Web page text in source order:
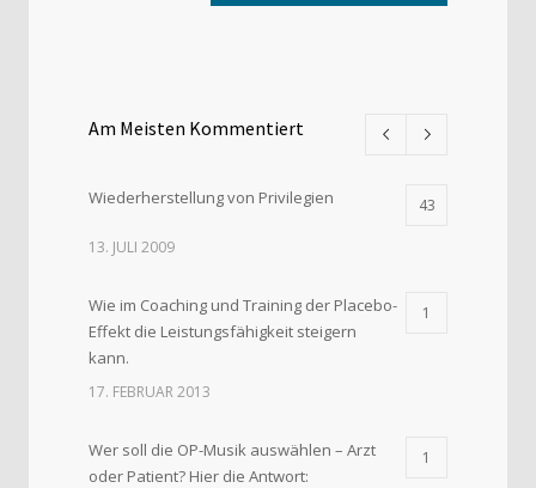
Am Meisten Kommentiert
Wiederherstellung von Privilegien 43
13. JULI 2009
Wie im Coaching und Training der Placebo-
Effekt die Leistungsfähigkeit steigern
kann.
1
17. FEBRUAR 2013
Wer soll die OP-Musik auswählen – Arzt
oder Patient? Hier die Antwort:
1